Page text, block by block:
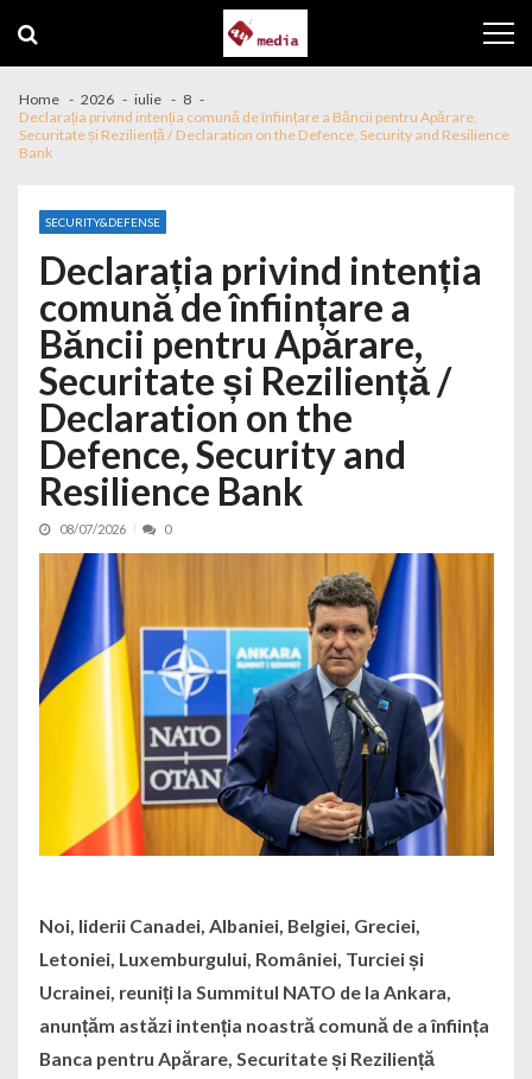
Home 2026 iulie
8
Declarația privind intenția comună de înființare a Băncii pentru Apărare,
Securitate și Reziliență / Declaration on the Defence, Security and Resilience
Bank
SECURITY&DEFENSE
Declarația privind intenția
comună de înființare a
Băncii pentru Apărare,
Securitate și Reziliență /
Declaration on the
Defence, Security and
Resilience Bank
08/07/2026 0
Noi, liderii Canadei, Albaniei, Belgiei, Greciei,
Letoniei, Luxemburgului, României, Turciei și
Ucrainei, reuniți la Summitul NATO de la Ankara,
anunțăm astăzi intenția noastră comună de a înființa
Banca pentru Apărare, Securitate și Reziliență